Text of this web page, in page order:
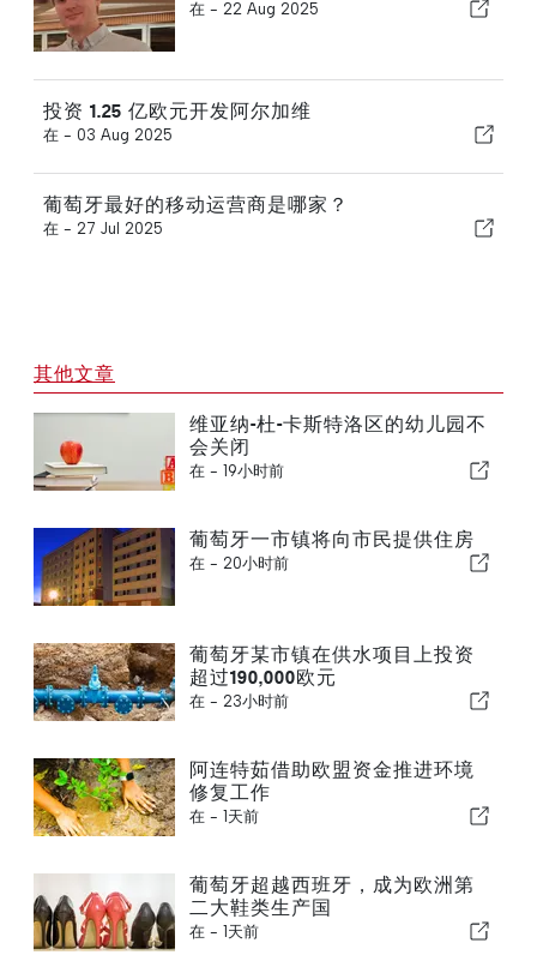
在 - 22 Aug 2025
投资 1.25 亿欧元开发阿尔加维
在 - 03 Aug 2025
葡萄牙最好的移动运营商是哪家？
在 - 27 Jul 2025
其他文章
维亚纳-杜-卡斯特洛区的幼儿园不
会关闭
在 - 19小时前
葡萄牙一市镇将向市民提供住房
在 - 20小时前
葡萄牙某市镇在供水项目上投资
超过190,000欧元
在 - 23小时前
阿连特茹借助欧盟资金推进环境
修复工作
在 - 1天前
葡萄牙超越西班牙，成为欧洲第
二大鞋类生产国
在 - 1天前